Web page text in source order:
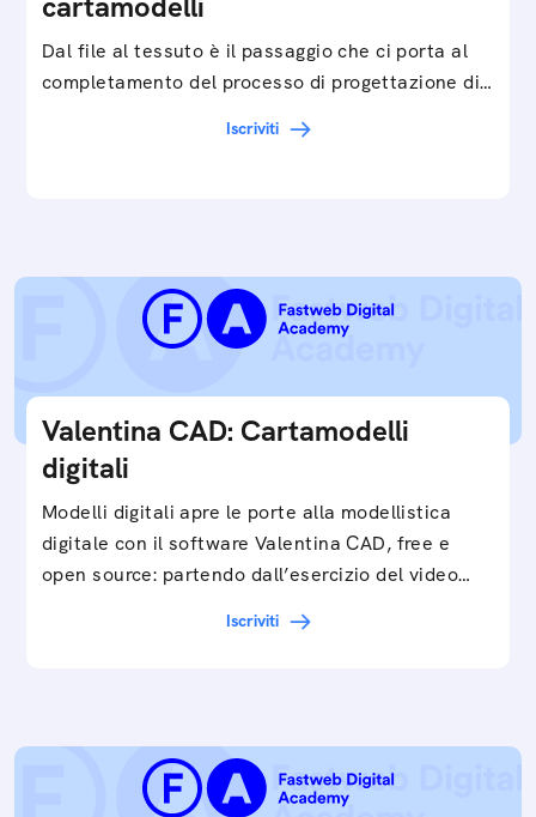
Dal file al tessuto è il passaggio che ci porta al
completamento del processo di progettazione di
Iscriviti
Valentina CAD: Cartamodelli
digitali
Modelli digitali apre le porte alla modellistica
digitale con il software Valentina CAD, free e
open source: partendo dall’esercizio del video…
Iscriviti